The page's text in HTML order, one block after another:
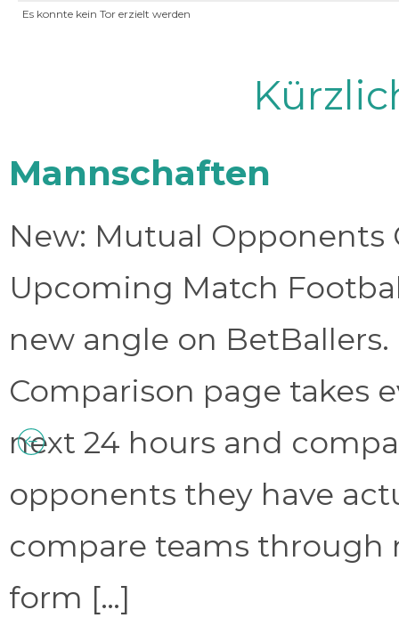
Es konnte kein Tor erzielt werden
Mannschaften
New: Mutual Opponents
Upcoming Match
new angle on
Comparison page takes
next 24 hours and
opponents they have
compare teams through
form […]